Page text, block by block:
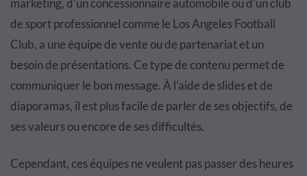
marketing, d'un concessionnaire automobile ou d'un club
de sport professionnel comme le Los Angeles Football
Club, a une équipe de vente ou de partenariat et un
besoin de présentations. Ce type de contenu permet de
communiquer le bon message. À l'aide de slides et de
diaporamas, il est plus facile de parler de ses objectifs, de
ses valeurs ou encore de ses difficultés.
Cependant, ces équipes ne veulent pas passer des heures